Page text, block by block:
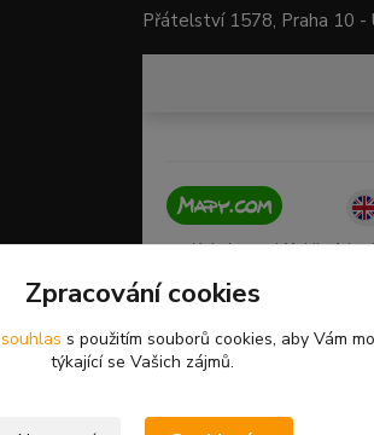
Přátelství 1578, Praha 10 -
Zpracování cookies
souhlas s použitím souborů cookies, aby Vám
týkající se Vašich zájmů.